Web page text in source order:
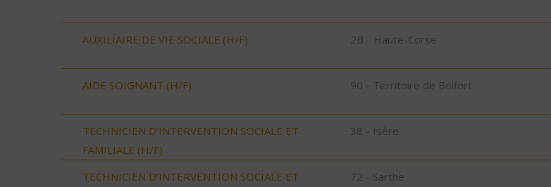
AUXILIAIRE DE VIE SOCIALE (H/F) 2B - Haute-Corse
AIDE SOIGNANT (H/F) 90 - Territoire de Belfort
TECHNICIEN D’INTERVENTION SOCIALE ET
FAMILIALE (H/F)
38 - Isère
TECHNICIEN D’INTERVENTION SOCIALE ET
72 - Sarthe